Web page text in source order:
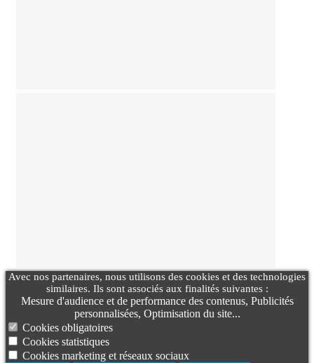
Avec nos partenaires, nous utilisons des cookies et des technologies
similaires. Ils sont associés aux finalités suivantes :
Mesure d'audience et de performance des contenus, Publicités
personnalisées, Optimisation du site...
Cookies obligatoires
Cookies statistiques
Cookies marketing et réseaux sociaux